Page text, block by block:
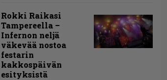
Rokki Raikasi
Tampereella –
Infernon neljä
väkevää nostoa
festarin
kakkospäivän
esityksistä